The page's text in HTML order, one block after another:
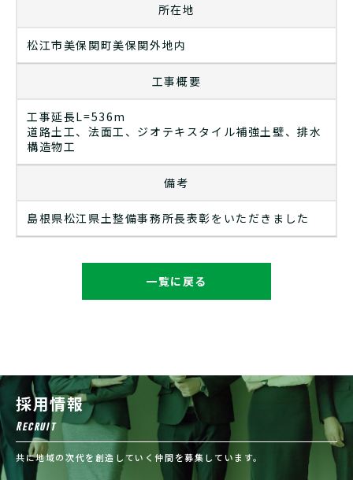
所在地
松江市美保関町美保関外地内
工事概要
工事延長L=536m
道路土工、法面工、ジオテキスタイル補強土壁、排水
構造物工
備考
島根県松江県土整備事務所長表彰をいただきました
一覧に戻る
採用情報
Recruit
共に地域の次代を創造していく仲間を募集しています。